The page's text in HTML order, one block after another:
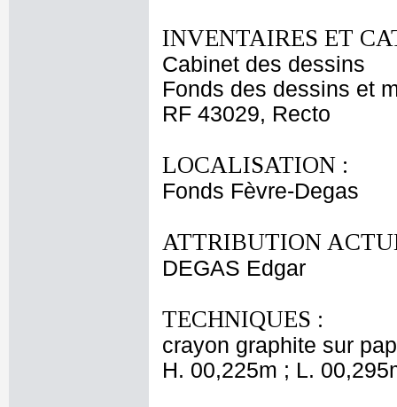
INVENTAIRES ET
Cabinet des dessins
Fonds des dessins et
RF 43029, Recto
LOCALISATION :
Fonds Fèvre-Degas
ATTRIBUTION
DEGAS Edgar
TECHNIQUES :
crayon graphite sur
H. 00,225m ; L.